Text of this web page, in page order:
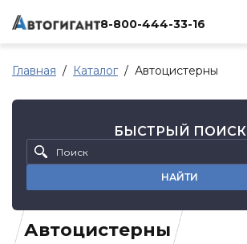
8-800-444-33-16
Главная Каталог Автоцистерны
Автоцистерны
БЫСТРЫЙ ПОИСК
НАЙТИ